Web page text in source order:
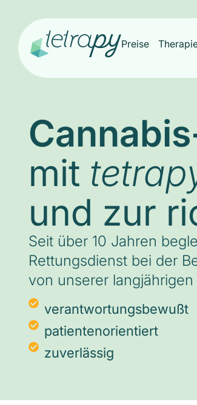
Preise
mit
und zur
Seit über 10 Jahren
Rettungsdienst bei der
von unserer
verantwortungsbewußt
patientenorientiert
zuverlässig